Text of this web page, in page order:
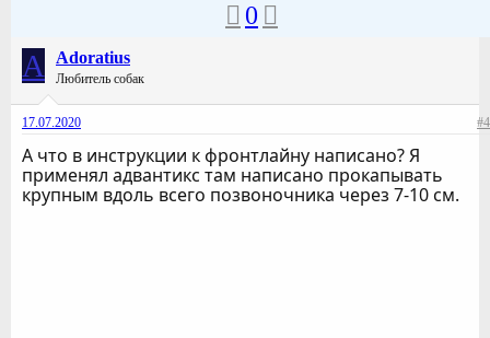
0
A Adoratius
Любитель собак
17.07.2020 #4
А что в инструкции к фронтлайну написано? Я
применял адвантикс там написано прокапывать
крупным вдоль всего позвоночника через 7-10 см.